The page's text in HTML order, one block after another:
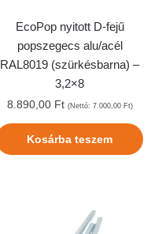
EcoPop nyitott D-fejű
popszegecs alu/acél
RAL8019 (szürkésbarna) –
3,2×8
8.890,00 Ft (Nettó: 7.000,00 Ft)
Kosárba teszem